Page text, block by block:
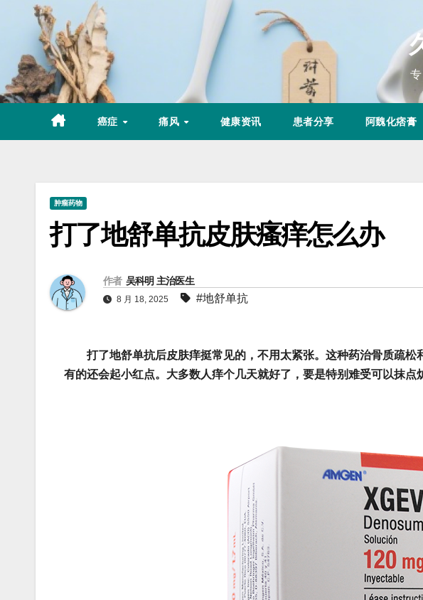
content
癌症 痛风 健康资讯 患者分享 阿魏化痞膏
肿瘤药物
打了地舒单抗皮肤瘙痒怎么办
作者 吴科明 主治医生
8 月 18, 2025 #地舒单抗
打了地舒单抗后皮肤痒挺常见的，不用太紧张。这种药治骨质疏松
有的还会起小红点。大多数人痒个几天就好了，要是特别难受可以抹点